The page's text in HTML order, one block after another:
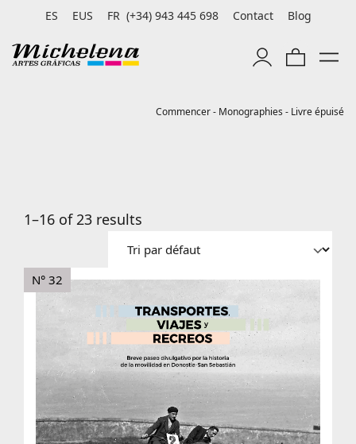
ES EUS FR (+34) 943 445 698 Contact Blog
Commencer- Monographies - Livre épuisé
1–16 of 23 results
N° 32